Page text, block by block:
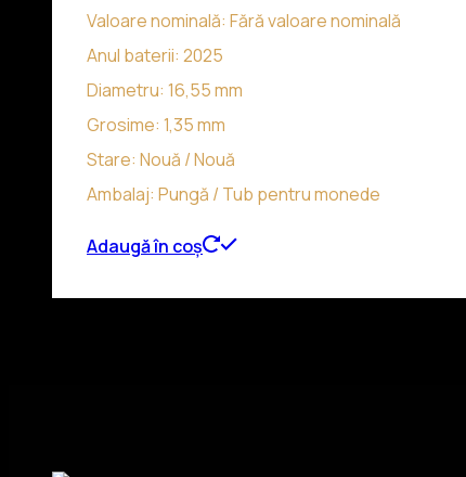
Valoare nominală: Fără valoare nominală
Anul baterii: 2025
Diametru: 16,55 mm
Grosime: 1,35 mm
Stare: Nouă / Nouă
Ambalaj: Pungă / Tub pentru monede
Adaugă în coș